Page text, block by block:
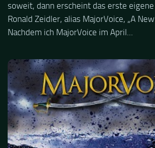
soweit, dann erscheint das erste
Ronald Zeidler, alias MajorVoice, „A
Nachdem ich MajorVoice im April...